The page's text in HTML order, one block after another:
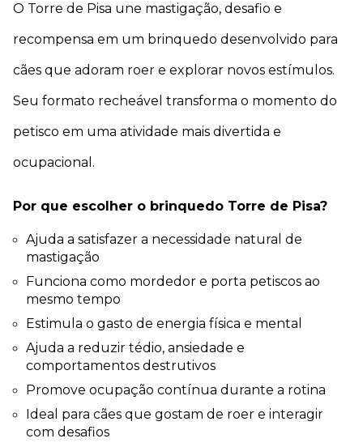
O Torre de Pisa une mastigação, desafio e
recompensa em um brinquedo desenvolvido para
cães que adoram roer e explorar novos estímulos.
Seu formato recheável transforma o momento do
petisco em uma atividade mais divertida e
ocupacional.
Por que escolher o brinquedo Torre de Pisa?
Ajuda a satisfazer a necessidade natural de
mastigação
Funciona como mordedor e porta petiscos ao
mesmo tempo
Estimula o gasto de energia física e mental
Ajuda a reduzir tédio, ansiedade e
comportamentos destrutivos
Promove ocupação contínua durante a rotina
Ideal para cães que gostam de roer e interagir
com desafios